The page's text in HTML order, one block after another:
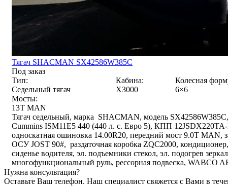
Тягач SHACMAN SX42586W385C
Под заказ
Тип:
Седельный тягач
Кабина:
X3000
Колесная
6×6
Мосты:
13T MAN
Тягач седельный, марка SHACMAN, модель
Cummins ISM11E5 440 (440 л. с. Евро 5), КПП
односкатная ошиновка 14.00R20, передний мост 9.0T MAN,
ОСУ JOST 90#, раздаточная коробка ZQC2000,
сиденье водителя, эл. подъемники стекол, эл. подогрев
многофункциональный руль, рессорная подвеска,
Нужна консультация?
Оставьте Ваш телефон. Наш специалист свяжется с Вами в